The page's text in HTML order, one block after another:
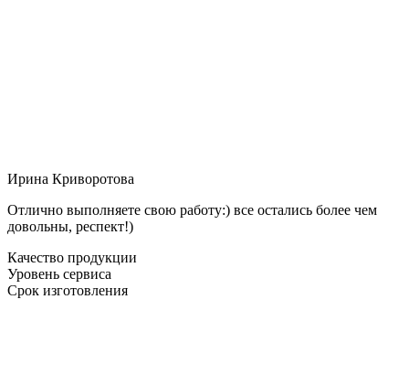
Ирина Криворотова
Отлично выполняете свою работу:) все остались более чем
довольны, респект!)
Качество продукции
Уровень сервиса
Срок изготовления